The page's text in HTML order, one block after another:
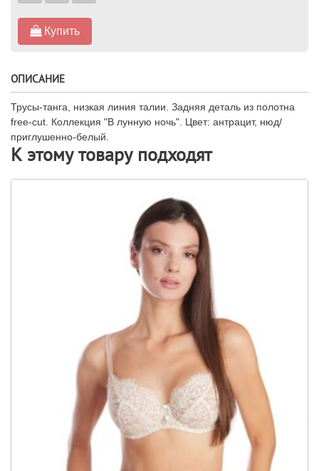
Купить
ОПИСАНИЕ
Трусы-танга, низкая линия талии. Задняя деталь из полотна
free-cut. Коллекция "В лунную ночь". Цвет: антрацит, нюд/
приглушенно-белый.
К этому товару подходят